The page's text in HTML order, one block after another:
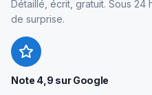
Détaillé, écrit, gratuit. Sous 24
de surprise.
Note 4,9 sur Google